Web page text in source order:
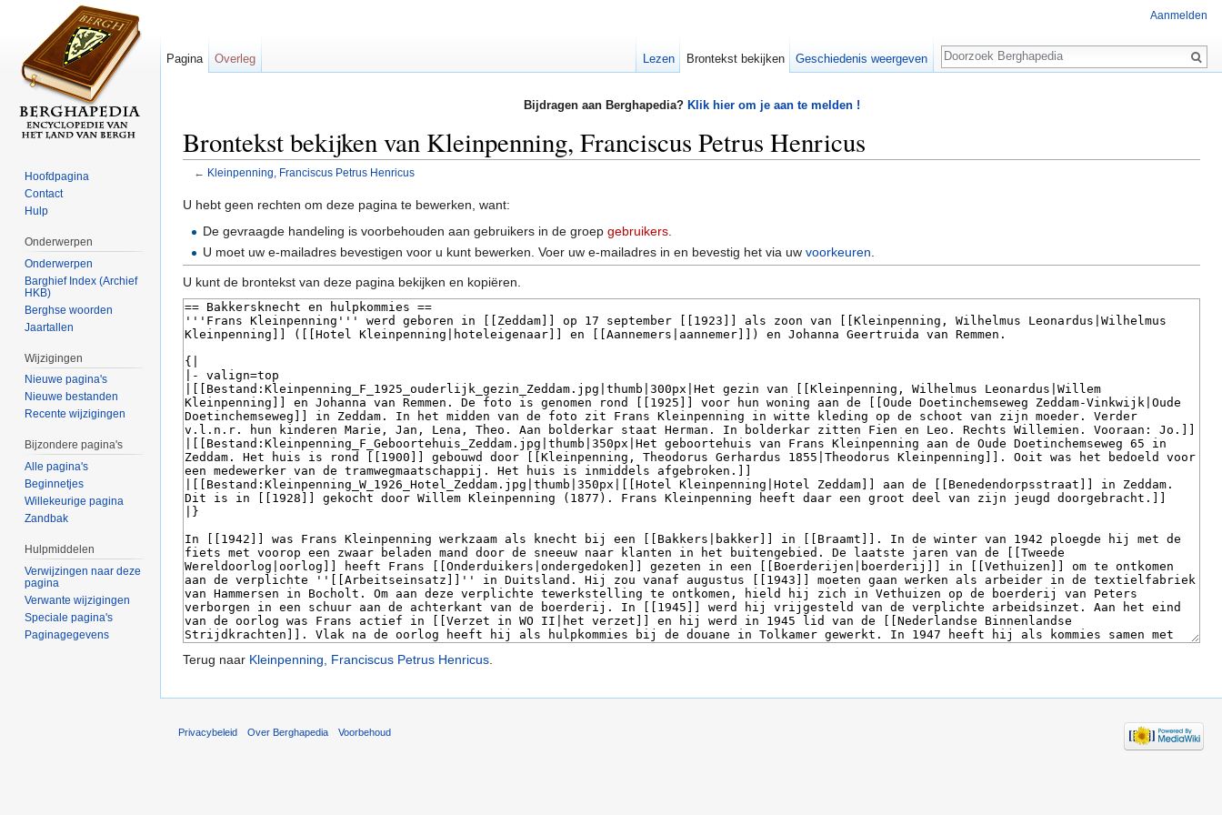
Bijdragen aan Berghapedia? Klik hier om je aan te melden !
Brontekst bekijken van Kleinpenning, Franciscus Petrus Henricus
← Kleinpenning, Franciscus Petrus Henricus
U hebt geen rechten om deze pagina te bewerken, want:
De gevraagde handeling is voorbehouden aan gebruikers in de groepgebruikers
U moet uw e-mailadres bevestigen voor u kunt bewerken. Voer uw e-mailadres in en bevestig het via uwvoorkeuren
U kunt de brontekst van deze pagina bekijken en kopiëren.
Terug naar Kleinpenning, Franciscus Petrus Henricus.
Aanmelden
Pagina Overleg Lezen Brontekst bekijken Geschiedenis weergeven
Zoeken
Hoofdpagina
Contact
Hulp
Onderwerpen
Onderwerpen
Barghief Index (Archief
HKB)
Berghse woorden
Jaartallen
Wijzigingen
Nieuwe pagina's
Nieuwe bestanden
Recente wijzigingen
Bijzondere pagina's
Alle pagina's
Beginnetjes
Willekeurige pagina
Zandbak
Hulpmiddelen
Verwijzingen naar deze
pagina
Verwante wijzigingen
Speciale pagina's
Paginagegevens
Privacybeleid Over Berghapedia Voorbehoud